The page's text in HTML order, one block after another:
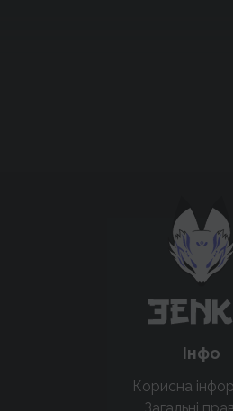
крутих нововведень
Підтримати проєкт
Інфо
Корисна